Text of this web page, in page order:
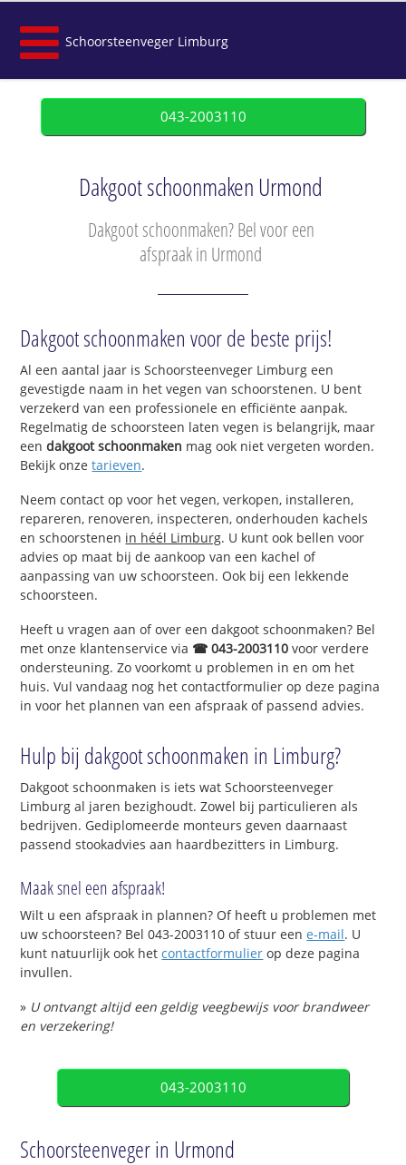
Schoorsteenveger Limburg
043-2003110
Dakgoot schoonmaken Urmond
Dakgoot schoonmaken? Bel voor een
afspraak in Urmond
Dakgoot schoonmaken voor de beste prijs!
Al een aantal jaar is Schoorsteenveger Limburg een
gevestigde naam in het vegen van schoorstenen. U bent
verzekerd van een professionele en efficiënte aanpak.
Regelmatig de schoorsteen laten vegen is belangrijk, maar
eendakgoot schoonmaken mag ook niet vergeten worden.
Bekijk onzetarieven.
Neem contact op voor het vegen, verkopen, installeren,
repareren, renoveren, inspecteren, onderhouden kachels
en schoorstenen in héél Limburg. U kunt ook bellen voor
advies op maat bij de aankoop van een kachel of
aanpassing van uw schoorsteen. Ook bij een lekkende
schoorsteen.
Heeft u vragen aan of over een dakgoot schoonmaken? Bel
met onze klantenservice via ☎ 043-2003110 voor verdere
ondersteuning. Zo voorkomt u problemen in en om het
huis. Vul vandaag nog het contactformulier op deze pagina
in voor het plannen van een afspraak of passend advies.
Hulp bij dakgoot schoonmaken in Limburg?
Dakgoot schoonmaken is iets wat Schoorsteenveger
Limburg al jaren bezighoudt. Zowel bij particulieren als
bedrijven. Gediplomeerde monteurs geven daarnaast
passend stookadvies aan haardbezitters in Limburg.
Maak snel een afspraak!
Wilt u een afspraak in plannen? Of heeft u problemen met
uw schoorsteen? Bel 043-2003110 of stuur eene-mail. U
kunt natuurlijk ook hetcontactformulier op deze pagina
invullen.
» U ontvangt altijd een geldig veegbewijs voor brandweer
en verzekering!
043-2003110
Schoorsteenveger in Urmond